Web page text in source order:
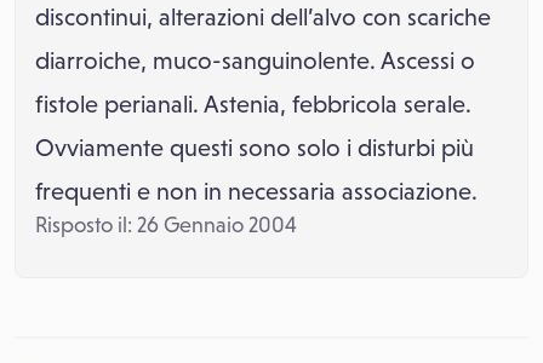
discontinui, alterazioni dell’alvo con scariche
diarroiche, muco-sanguinolente. Ascessi o
fistole perianali. Astenia, febbricola serale.
Ovviamente questi sono solo i disturbi più
frequenti e non in necessaria associazione.
Risposto il: 26 Gennaio 2004